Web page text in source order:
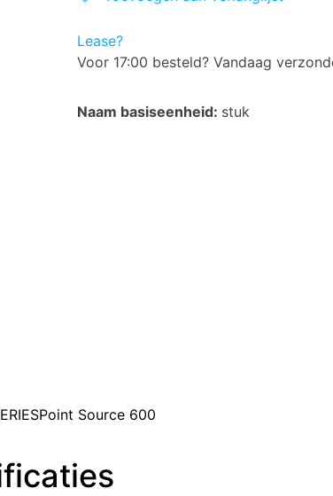
Lease?
Voor 17:00 besteld? Vandaag
Naam basiseenheid: stuk
Source 600